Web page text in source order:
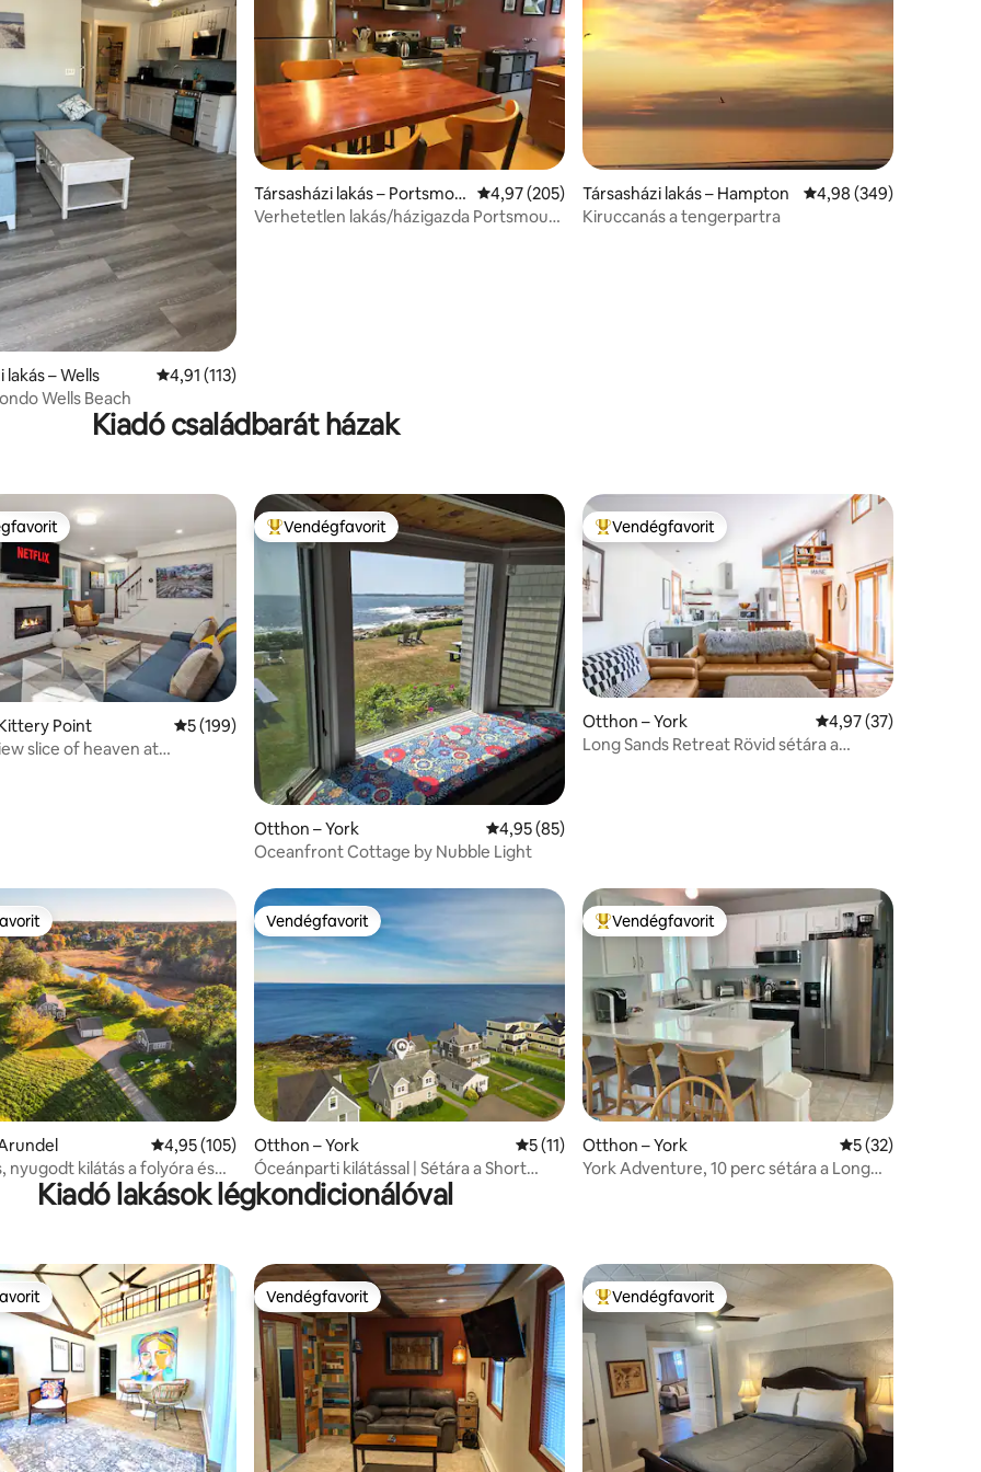
147 vélemény
lakás – Wells Átlagos értékelés: 5/4,91, 113 vélemény
4,91 (113)
Wells Beach
Társasházi lakás – Portsmou
th
Átlagos értékelés: 5/4,97, 205 vélemény
4,97 (205)
Verhetetlen lakás/házigazda Portsmouth
Társasházi lakás – Hampton Átlagos értékelés: 5/
4,98 (349)
Kiruccanás a tengerpartra
Kiadó családbarát házak
170 vélemény
Point Átlagos értékelés: 5/5, 199 vélemény
5 (199)
slice of heaven at
Kiemelt vendégfavorit
Vendégfavorit
Otthon – York Átlagos értékelés: 5/4,95, 85 vélemény
4,95 (85)
Oceanfront Cottage by Nubble Light
Kiemelt vendégfavorit
Vendégfavorit
Otthon – York Átlagos értékelés: 5/
4,97 (37)
Long Sands Retreat Rövid sétára a
74 vélemény
Átlagos értékelés: 5/4,95, 105 vélemény
4,95 (105)
nyugodt kilátás a folyóra és
otthon
Vendégfavorit
Vendégfavorit
Otthon – York Átlagos értékelés: 5/5, 11 vélemény
5 (11)
Óceánparti kilátással | Sétára a Short
Sands Beach-től
Kiemelt vendégfavorit
Vendégfavorit
Otthon – York Átlagos
5 (32)
York Adventure, 10 perc sétára a Long
Kiadó lakások légkondicionálóval
Vendégfavorit
Vendégfavorit Kiemelt vendégfavorit
Vendégfavorit